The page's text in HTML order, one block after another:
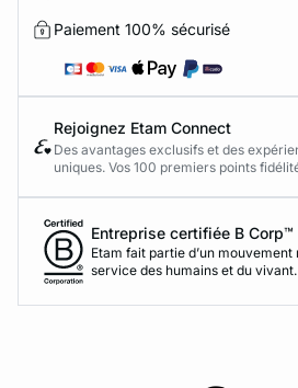
Paiement 100% sécurisé
Rejoignez Etam Connect
Des avantages exclusifs et des
uniques. Vos 100 premiers points
Entreprise certifiée B Corp™
Etam fait partie d’un
service des humains et du vivant.